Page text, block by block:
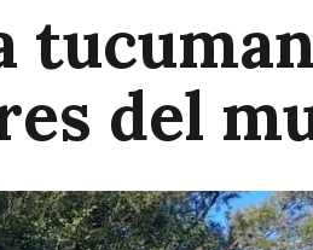
del